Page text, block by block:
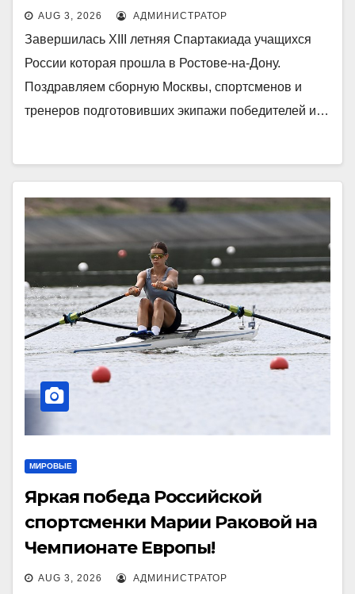
AUG 3, 2026 АДМИНИСТРАТОР
Завершилась XIII летняя Спартакиада учащихся
России которая прошла в Ростове-на-Дону.
Поздравляем сборную Москвы, спортсменов и
тренеров подготовивших экипажи победителей и…
МИРОВЫЕ
Яркая победа Российской
спортсменки Марии Раковой на
Чемпионате Европы!
AUG 3, 2026 АДМИНИСТРАТОР